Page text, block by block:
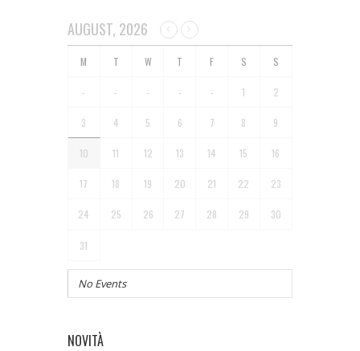
AUGUST, 2026
- - - - - 1 2
3 4 5 6 7 8 9
10 11 12 13 14 15 16
17 18 19 20 21 22 23
24 25 26 27 28 29 30
31
No Events
NOVITÀ